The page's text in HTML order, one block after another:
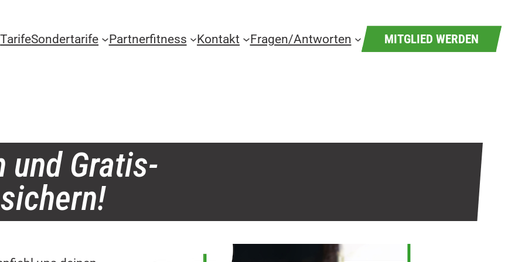
TarifeSondertarife Partnerfitness Kontakt Fragen/Antworten MITGLIED WERDEN
und Gratis-